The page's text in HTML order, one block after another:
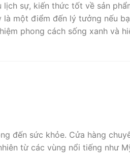
sự, kiến thức tốt về sản
một điểm đến lý tưởng nếu
phong cách sống xanh và
đến sức khỏe. Cửa hàng
từ các vùng nổi tiếng như